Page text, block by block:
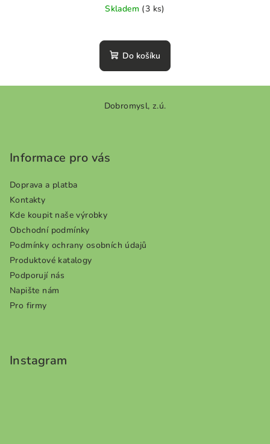
cena:
Skladem (3 ks)
hodnocení
produktu
z
hvězdiček.
Do košíku
Dobromysl, z.ú.
Informace pro vás
Doprava a platba
Kontakty
Kde koupit naše výrobky
Obchodní podmínky
Podmínky ochrany osobních údajů
Produktové katalogy
Podporují nás
Napište nám
Pro firmy
Instagram